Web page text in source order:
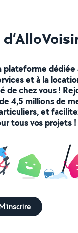
plateforme dédiée
et à la
de chez vous !
4,5 millions de
et
tous vos projets !
M'inscrire